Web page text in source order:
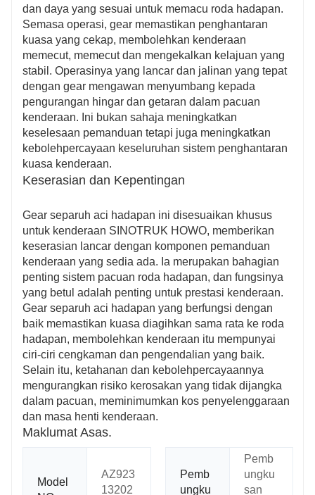
dan daya yang sesuai untuk memacu roda hadapan.
Semasa operasi, gear memastikan penghantaran
kuasa yang cekap, membolehkan kenderaan
memecut, memecut dan mengekalkan kelajuan yang
stabil. Operasinya yang lancar dan jalinan yang tepat
dengan gear mengawan menyumbang kepada
pengurangan hingar dan getaran dalam pacuan
kenderaan. Ini bukan sahaja meningkatkan
keselesaan pemanduan tetapi juga meningkatkan
kebolehpercayaan keseluruhan sistem penghantaran
kuasa kenderaan.
Keserasian dan Kepentingan
Gear separuh aci hadapan ini disesuaikan khusus
untuk kenderaan SINOTRUK HOWO, memberikan
keserasian lancar dengan komponen pemanduan
kenderaan yang sedia ada. Ia merupakan bahagian
penting sistem pacuan roda hadapan, dan fungsinya
yang betul adalah penting untuk prestasi kenderaan.
Gear separuh aci hadapan yang berfungsi dengan
baik memastikan kuasa diagihkan sama rata ke roda
hadapan, membolehkan kenderaan itu mempunyai
ciri-ciri cengkaman dan pengendalian yang baik.
Selain itu, ketahanan dan kebolehpercayaannya
mengurangkan risiko kerosakan yang tidak dijangka
dalam pacuan, meminimumkan kos penyelenggaraan
dan masa henti kenderaan.
Maklumat Asas.
Model
AZ923
13202
Pemb
ungku
Pemb
ungku
san